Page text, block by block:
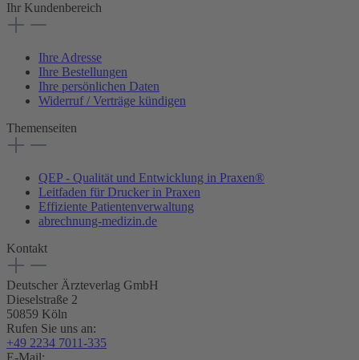
Ihr Kundenbereich
Ihre Adresse
Ihre Bestellungen
Ihre persönlichen Daten
Widerruf / Verträge kündigen
Themenseiten
QEP - Qualität und Entwicklung in Praxen®
Leitfaden für Drucker in Praxen
Effiziente Patientenverwaltung
abrechnung-medizin.de
Kontakt
Deutscher Ärzteverlag GmbH
Dieselstraße 2
50859 Köln
Rufen Sie uns an:
+49 2234 7011-335